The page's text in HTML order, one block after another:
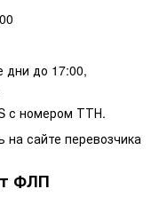
дни до 17:00,
с номером ТТН.
сайте перевозчика
ФЛП